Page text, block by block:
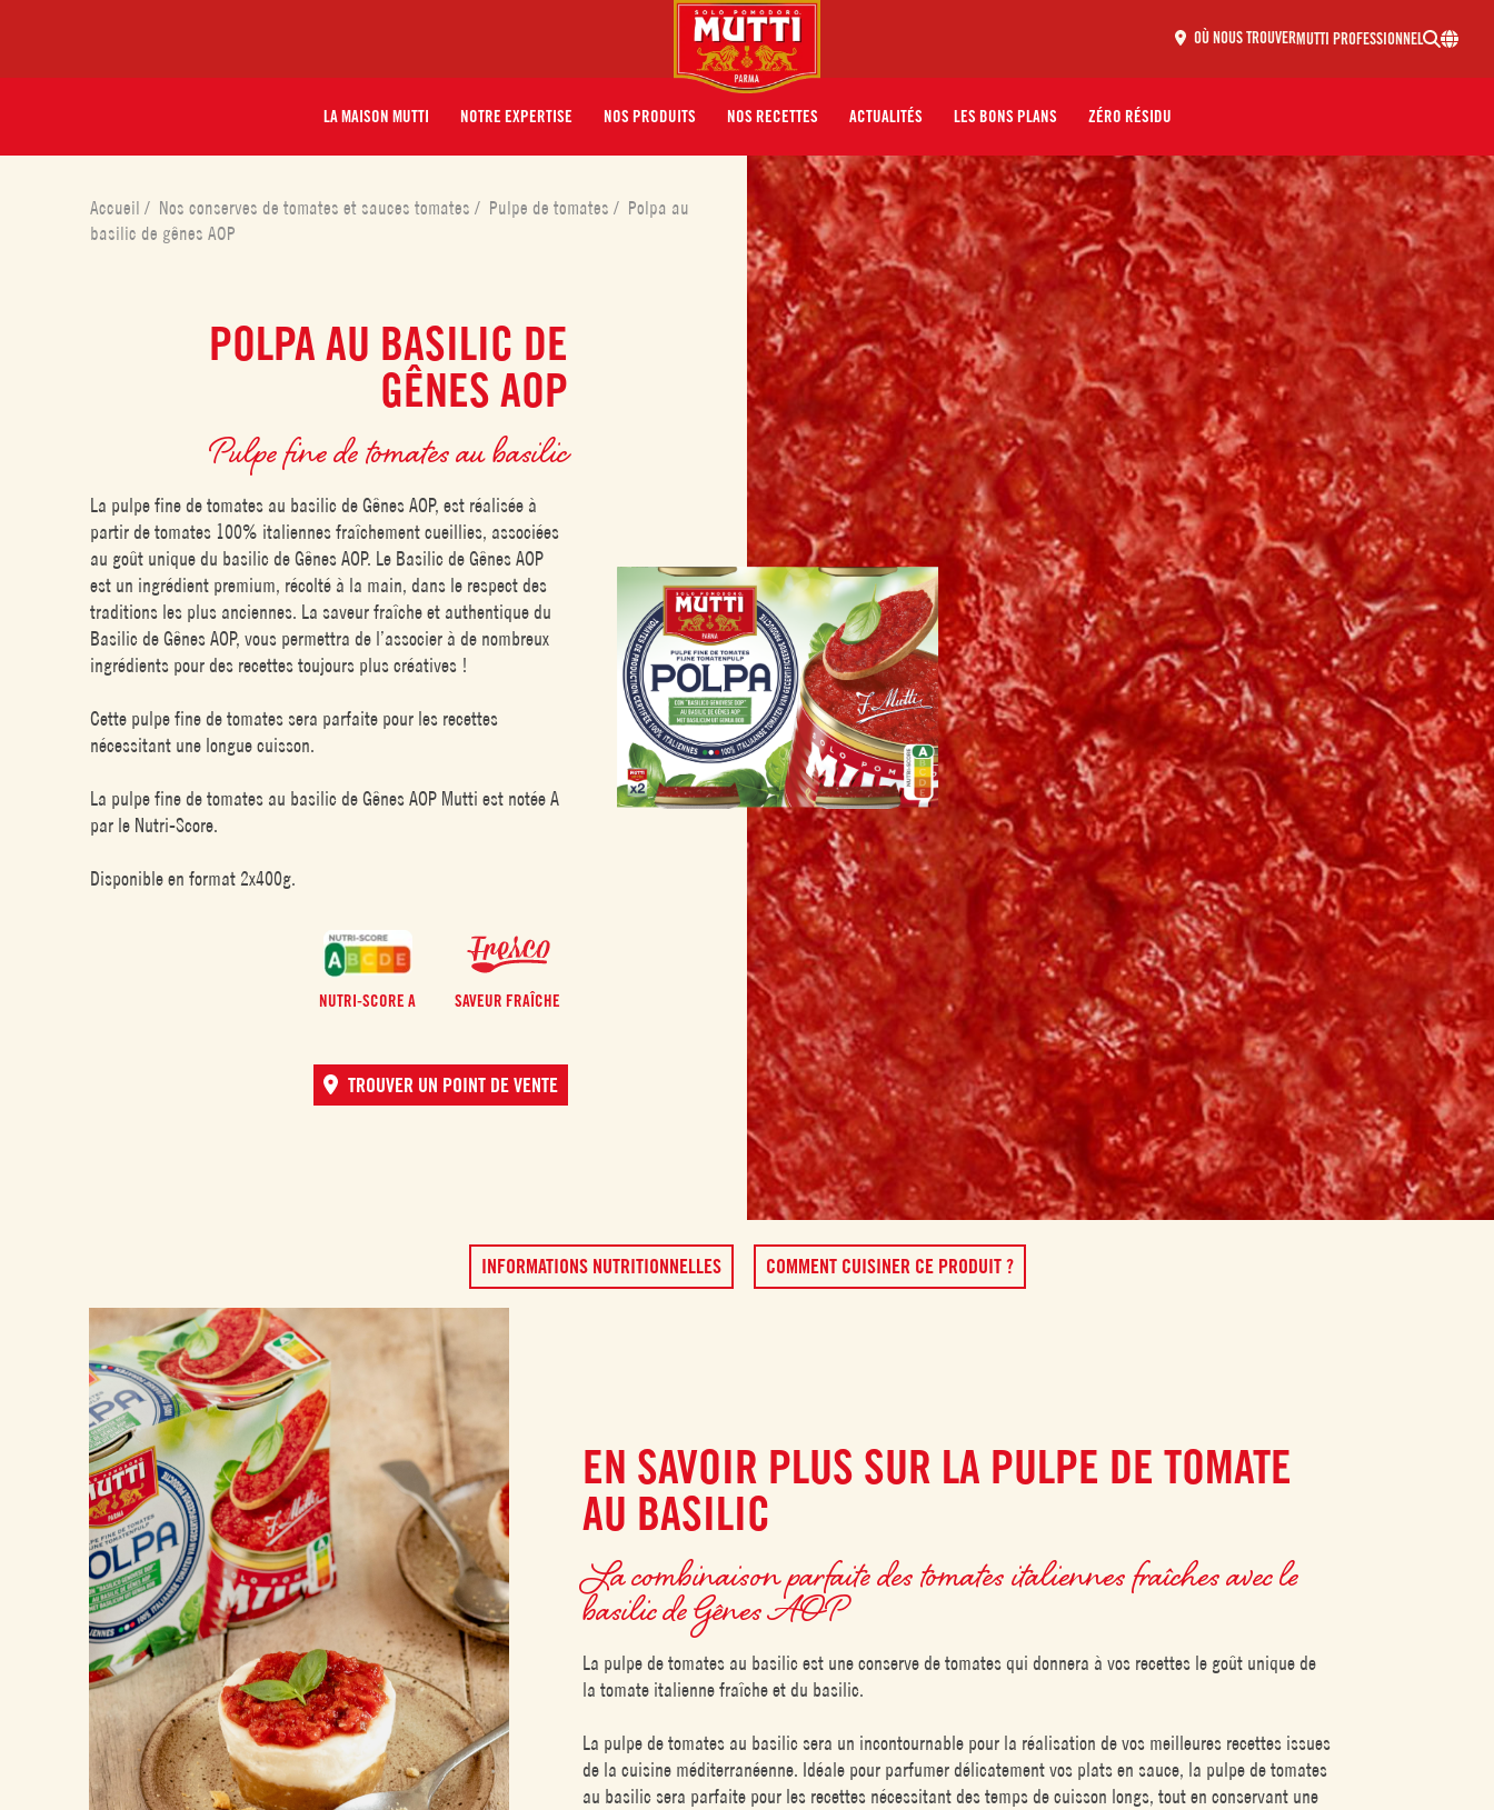
OÙ NOUS TROUVERMUTTI PROFESSIONNEL
LA MAISON MUTTI NOTRE EXPERTISE NOS PRODUITS NOS RECETTES ACTUALITÉS LES BONS PLANS ZÉRO RÉSIDU
Accueil/ Nos conserves de tomates et sauces tomates/ Pulpe de tomates/ Polpa au
basilic de gênes AOP
POLPA AU BASILIC DE
GÊNES AOP
Pulpe fine de tomates au basilic
La pulpe fine de tomates au basilic de Gênes AOP, est réalisée à
partir de tomates 100% italiennes fraîchement cueillies, associées
au goût unique du basilic de Gênes AOP. Le Basilic de Gênes AOP
est un ingrédient premium, récolté à la main, dans le respect des
traditions les plus anciennes. La saveur fraîche et authentique du
Basilic de Gênes AOP, vous permettra de l’associer à de nombreux
ingrédients pour des recettes toujours plus créatives !
Cette pulpe fine de tomates sera parfaite pour les recettes
nécessitant une longue cuisson.
La pulpe fine de tomates au basilic de Gênes AOP Mutti est notée A
par le Nutri-Score.
Disponible en format 2x400g.
NUTRI-SCORE A SAVEUR FRAÎCHE
TROUVER UN POINT DE VENTE
INFORMATIONS NUTRITIONNELLES COMMENT CUISINER CE PRODUIT ?
EN SAVOIR PLUS SUR LA PULPE DE TOMATE
AU BASILIC
La combinaison parfaite des tomates italiennes fraîches avec le
basilic de Gênes AOP
La pulpe de tomates au basilic est une conserve de tomates qui donnera à vos recettes le goût unique de
la tomate italienne fraîche et du basilic.
La pulpe de tomates au basilic sera un incontournable pour la réalisation de vos meilleures recettes issues
de la cuisine méditerranéenne. Idéale pour parfumer délicatement vos plats en sauce, la pulpe de tomates
au basilic sera parfaite pour les recettes nécessitant des temps de cuisson longs, tout en conservant une